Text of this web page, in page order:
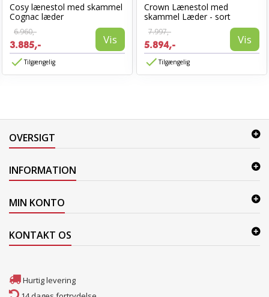
Cosy lænestol med skammel
Cognac læder
6.960,-
3.885,- Vis
Tilgængelig
Crown Lænestol med
skammel Læder - sort
7.997,-
5.894,- Vis
Tilgængelig
OVERSIGT
INFORMATION
MIN KONTO
KONTAKT OS
Hurtig levering